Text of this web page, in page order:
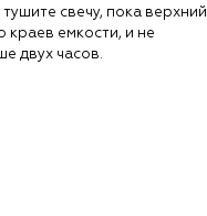
свечу, пока верхний
краев емкости, и не
двух часов.